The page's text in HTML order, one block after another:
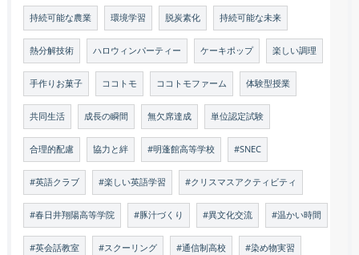
持続可能な農業 環境学習 脱炭素化 持続可能な未来
熱分解技術 ハロウィンパーティー ケーキポップ 楽しい調理
手作りお菓子 ココトモ ココトモファーム 体験型授業
共同生活 成長の瞬間 無欠席達成 単位認定試験
合理的配慮 協力と絆 #明蓬館高等学校 #SNEC
#英語クラブ #楽しい英語学習 #クリスマスアクティビティ
#春日井翔陽高等学院 #豚汁づくり #異文化交流 #温かい時間
#英会話教室 #スクーリング #通信制高校 #染め物実習